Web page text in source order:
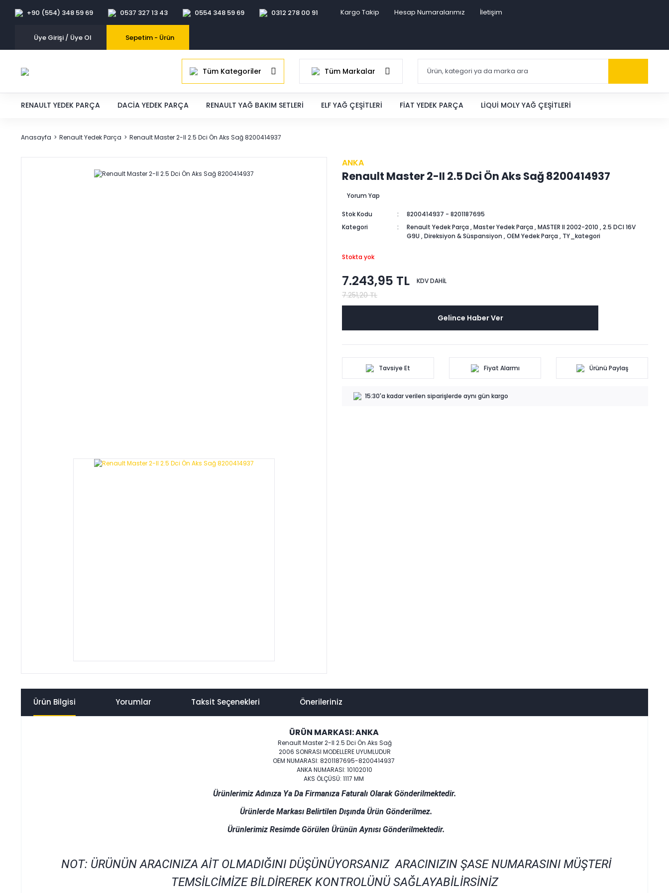
+90 (554) 348 59 69 0537 327 13 43 0554 348 59 69 0312 278 00 91 Kargo Takip Hesap Numaralarımız İletişim
Üye Girişi / Üye Ol Sepetim - Ürün
Tüm Kategoriler Tüm Markalar
RENAULT YEDEK PARÇA DACIA YEDEK PARÇA RENAULT YAĞ BAKIM SETLERI ELF YAĞ ÇEŞITLERI FIAT YEDEK PARÇA LIQUI MOLY YAĞ ÇEŞITLERI
Anasayfa Renault Yedek Parça Renault Master 2-II 2.5 Dci Ön Aks Sağ 8200414937
ANKA
Renault Master 2-II 2.5 Dci Ön Aks Sağ 8200414937
Yorum Yap
Stok Kodu
8200414937 - 8201187695
Kategori
Renault Yedek Parça ,Master Yedek Parça ,MASTER II 2002-2010 ,2.5 DCI 16V
G9U ,Direksiyon & Süspansiyon ,OEM Yedek Parça , TY_kategori
Stokta yok
7.243,95 TL KDV DAHİL
7.251,20 TL
Gelince Haber Ver
Tavsiye Et Fiyat Alarmı Ürünü Paylaş
15:30'a kadar verilen siparişlerde aynı gün kargo
Ürün Bilgisi Yorumlar Taksit Seçenekleri Önerileriniz
ÜRÜN MARKASI: ANKA
Renault Master 2-II 2.5 Dci Ön Aks Sağ
2006 SONRASI MODELLERE UYUMLUDUR
OEM NUMARASI: 8201187695-8200414937
ANKA NUMARASI: 10102010
AKS ÖLÇÜSÜ: 1117 MM
Ürünlerimiz Adınıza Ya Da Firmanıza Faturalı Olarak Gönderilmektedir.
Ürünlerde Markası Belirtilen Dışında Ürün Gönderilmez.
Ürünlerimiz Resimde Görülen Ürünün Aynısı Gönderilmektedir.
NOT: ÜRÜNÜN ARACINIZA AİT OLMADIĞINI DÜŞÜNÜYORSANIZ ARACINIZIN ŞASE NUMARASINI MÜŞTERİ
TEMSİLCİMİZE BİLDİREREK KONTROLÜNÜ SAĞLAYABİLİRSİNİZ